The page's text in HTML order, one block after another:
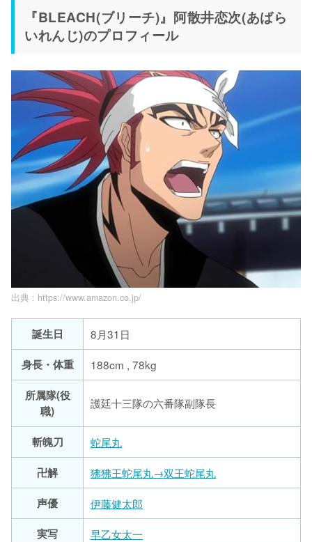
『BLEACH(ブリーチ)』阿散井恋次(あばら
いれんじ)のプロフィール
出典 : https://www.amazon.co.jp/
誕生日
8月31日
身長・体重
188cm , 78kg
所属隊(役
職)
護廷十三隊の六番隊副隊長
斬魄刀
蛇尾丸
卍解
狒狒王蛇尾丸→双王蛇尾丸
声優
伊藤健太郎
実写
早乙女太一